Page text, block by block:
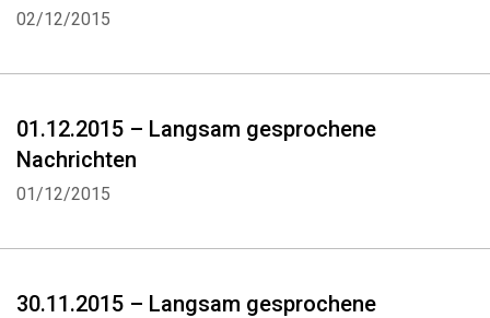
02/12/2015
01.12.2015 – Langsam gesprochene
Nachrichten
01/12/2015
30.11.2015 – Langsam gesprochene